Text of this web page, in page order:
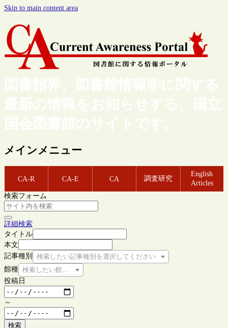
Skip to main content area
図書館界、図書館情報学に関する
最新の情報をお知らせする、国立
国会図書館のサイトです。
メインメニュー
CA-R CA-E CA 調査研究
English
Articles
検索フォーム
詳細検索
タイトル
本文
記事種別
検索したい記事種別を選択してください
館種 検索したい館種を選択してください
投稿日
～
検索